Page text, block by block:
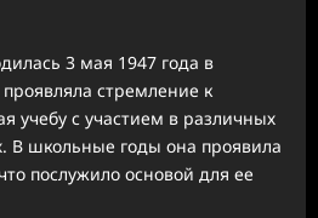
3 мая 1947 года в
стремление к
учебу с участием в различных
В школьные годы она проявила
послужило основой для ее